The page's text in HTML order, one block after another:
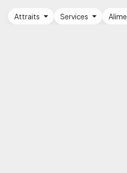
Attraits Services